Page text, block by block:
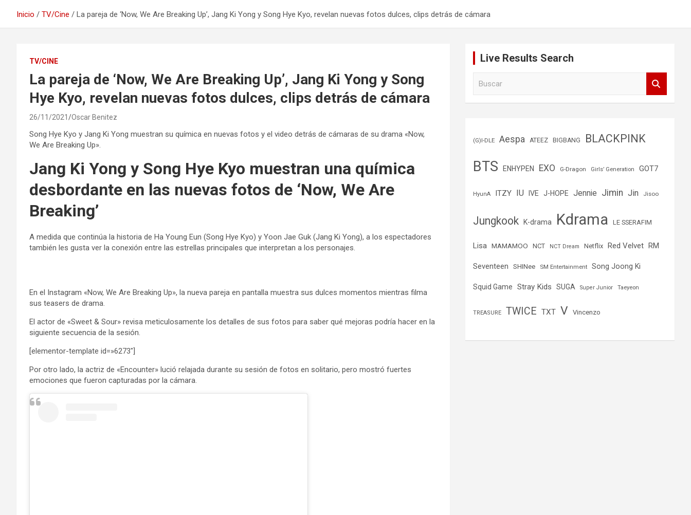
Inicio TV/Cine La pareja de ‘Now, We Are Breaking Up’, Jang Ki Yong y Song Hye Kyo, revelan nuevas fotos dulces, clips detrás de cámara
TV/CINE
La pareja de ‘Now, We Are Breaking Up’, Jang Ki Yong y Song
Hye Kyo, revelan nuevas fotos dulces, clips detrás de cámara
26/11/2021 Oscar Benitez
Song Hye Kyo y Jang Ki Yong muestran su química en nuevas fotos y el video detrás de cámaras de su drama «Now,
We Are Breaking Up».
Jang Ki Yong y Song Hye Kyo muestran una química
desbordante en las nuevas fotos de ‘Now, We Are
Breaking’
A medida que continúa la historia de Ha Young Eun (Song Hye Kyo) y Yoon Jae Guk (Jang Ki Yong), a los espectadores
también les gusta ver la conexión entre las estrellas principales que interpretan a los personajes.
En el Instagram «Now, We Are Breaking Up», la nueva pareja en pantalla muestra sus dulces momentos mientras filma
sus teasers de drama.
El actor de «Sweet & Sour» revisa meticulosamente los detalles de sus fotos para saber qué mejoras podría hacer en la
siguiente secuencia de la sesión.
[elementor-template id=»6273″]
Por otro lado, la actriz de «Encounter» lució relajada durante su sesión de fotos en solitario, pero mostró fuertes
emociones que fueron capturadas por la cámara.
Live Results Search
(G)I-DLE Aespa ATEEZ BIGBANG BLACKPINK
BTS ENHYPEN EXO G-Dragon Girls’ Generation GOT7
HyunA ITZY IU IVE J-HOPE Jennie Jimin Jin Jisoo
Jungkook K-drama Kdrama LE SSERAFIM
Lisa MAMAMOO NCT NCT Dream Netflix Red Velvet RM
Seventeen SHINee SM Entertainment Song Joong Ki
Squid Game Stray Kids SUGA Super Junior Taeyeon
TREASURE TWICE TXT V Vincenzo